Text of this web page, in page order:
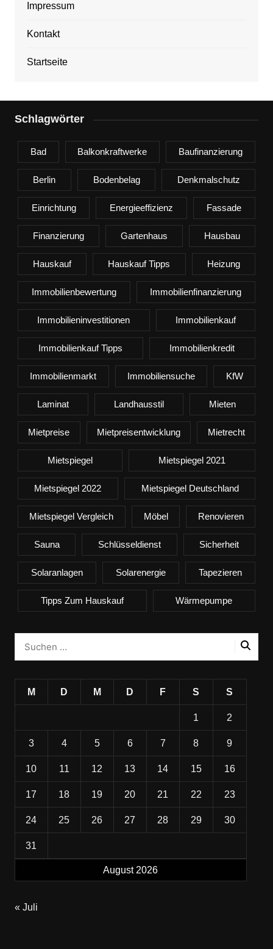
Impressum
Kontakt
Startseite
Schlagwörter
Bad Balkonkraftwerke Baufinanzierung
Berlin Bodenbelag Denkmalschutz
Einrichtung Energieeffizienz Fassade
Finanzierung Gartenhaus Hausbau
Hauskauf Hauskauf Tipps Heizung
Immobilienbewertung Immobilienfinanzierung
Immobilieninvestitionen Immobilienkauf
Immobilienkauf Tipps Immobilienkredit
Immobilienmarkt Immobiliensuche KfW
Laminat Landhausstil Mieten
Mietpreise Mietpreisentwicklung Mietrecht
Mietspiegel Mietspiegel 2021
Mietspiegel 2022 Mietspiegel Deutschland
Mietspiegel Vergleich Möbel Renovieren
Sauna Schlüsseldienst Sicherheit
Solaranlagen Solarenergie Tapezieren
Tipps Zum Hauskauf Wärmepumpe
August 2026
M D M D F S S
1 2
3 4 5 6 7 8 9
10 11 12 13 14 15 16
17 18 19 20 21 22 23
24 25 26 27 28 29 30
31
« Juli